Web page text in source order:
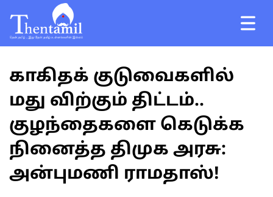
காகிதக் குடுவைகளில்
மது விற்கும் திட்டம்..
குழந்தைகளை கெடுக்க
நினைத்த திமுக அரசு:
அன்புமணி ராமதாஸ்!